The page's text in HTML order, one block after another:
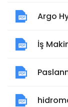
Argo
İş